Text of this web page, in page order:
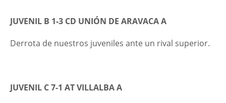
JUVENIL B 1-3 CD UNIÓN DE ARAVACA A
Derrota de nuestros juveniles ante un rival superior.
JUVENIL C 7-1 AT VILLALBA A